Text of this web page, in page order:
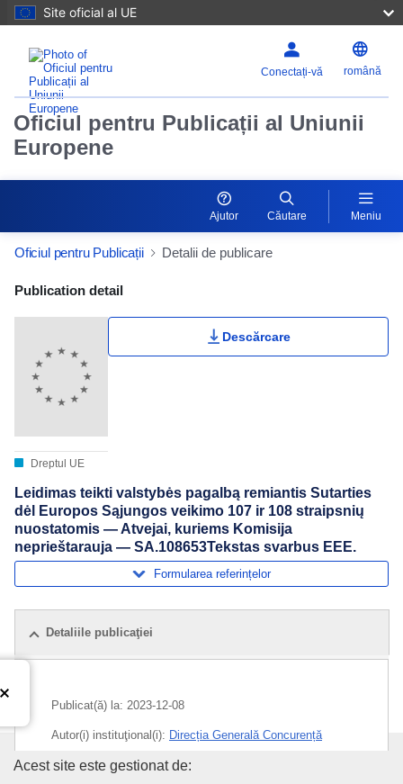
Site oficial al UE
Conectați-vă română
Oficiul pentru Publicații al Uniunii
Europene
Ajutor Căutare Meniu
Oficiul pentru Publicații Detalii de publicare
Publication Detail Actions Portlet
Publication detail
Dreptul UE
Descărcare
Leidimas teikti valstybės pagalbą remiantis Sutarties
dėl Europos Sąjungos veikimo 107 ir 108 straipsnių
nuostatomis — Atvejai, kuriems Komisija
neprieštarauja — SA.108653Tekstas svarbus EEE.
Formularea referințelor
Detaliile publicaţiei
Publicat(ă) la: 2023-12-08
Autor(i) instituţional(i): Direcția Generală Concurență
Comisia Europeană Comisia Europeană
Oficiul pentru Publicații al
Acest site este gestionat de: